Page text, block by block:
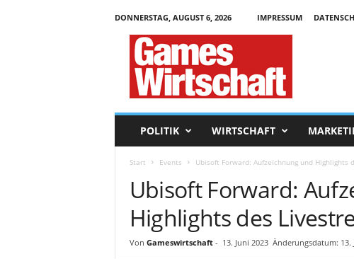
DONNERSTAG, AUGUST 6, 2026 IMPRESSUM
POLITIK WIRTSCHAFT
Start Events Ubisoft Forward: Aufzeichnung und Highlights
Ubisoft Forward:
Highlights des
Von Gameswirtschaft- 13. Juni 2023 Änderungsdatum: 13.